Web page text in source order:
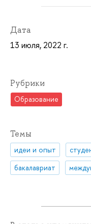
Дата
13 июля, 2022 г.
Рубрики
Образование
Темы
идеи и опыт
бакалавриат